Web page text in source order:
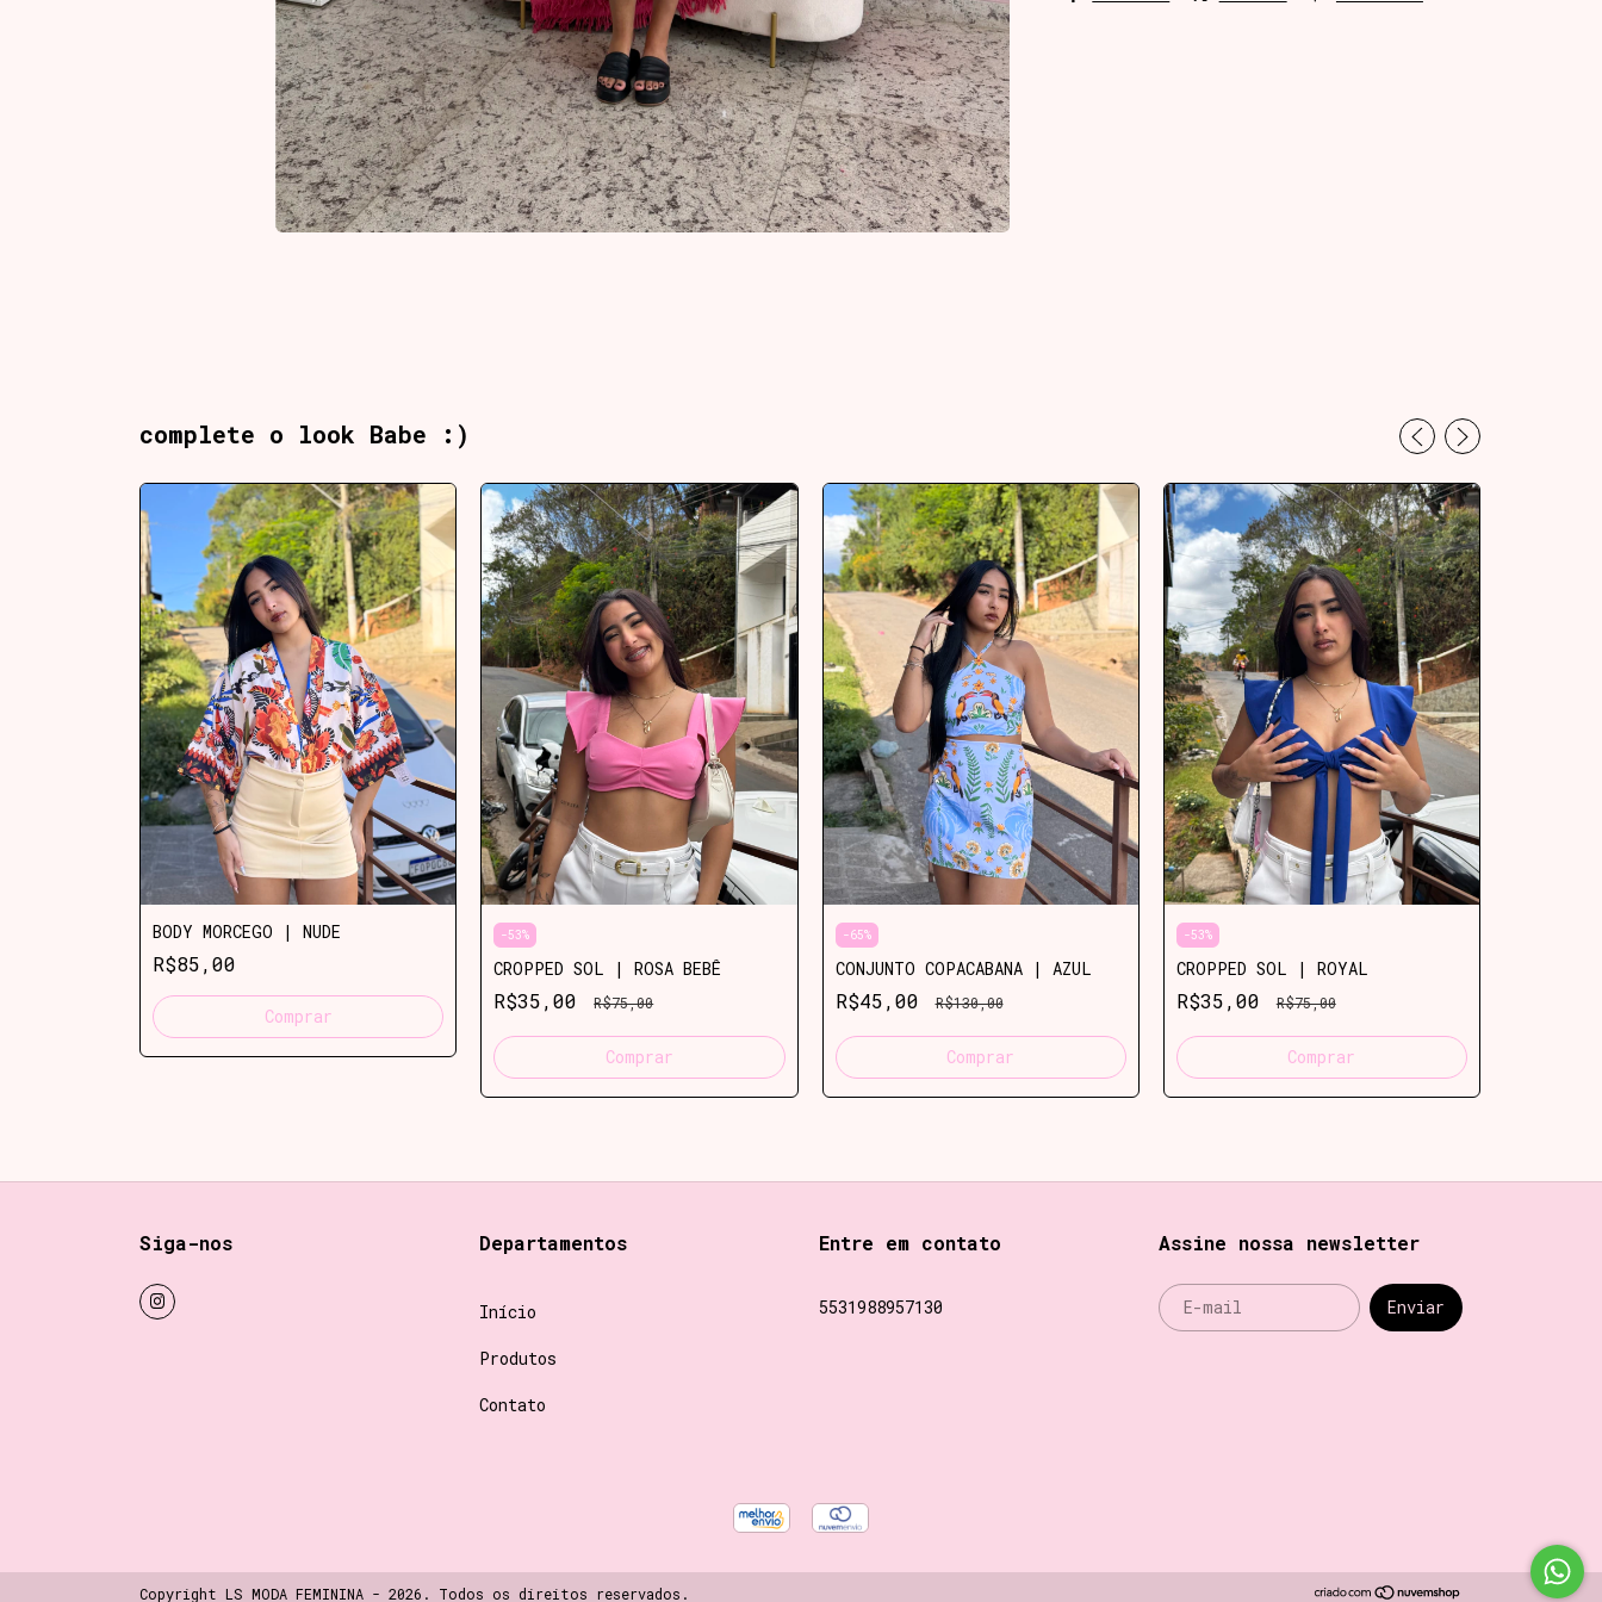
complete o look Babe :)
BODY MORCEGO | NUDE
R$85,00
Comprar
-53%
CROPPED SOL | ROSA BEBÊ
R$35,00 R$75,00
Comprar
-65%
CONJUNTO COPACABANA | AZUL
R$45,00 R$130,00
Comprar
-53%
CROPPED SOL | ROYAL
R$35,00 R$75,00
Comprar
Siga-nos Departamentos
Início
Produtos
Contato
Entre em contato
5531988957130
Assine nossa newsletter
Copyright LS MODA FEMININA - 2026. Todos os direitos reservados.